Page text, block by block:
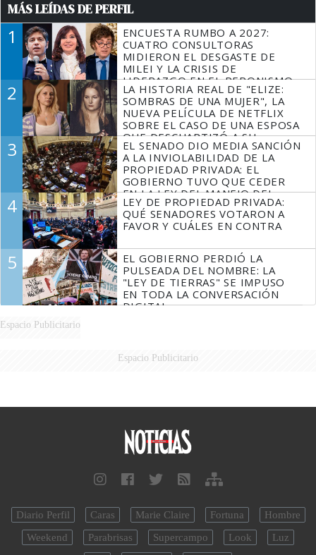
MÁS LEÍDAS DE PERFIL
1
ENCUESTA RUMBO A 2027:
CUATRO CONSULTORAS
MIDIERON EL DESGASTE DE
MILEI Y LA CRISIS DE
LIDERAZGO EN EL PERONISMO
2
LA HISTORIA REAL DE "ELIZE:
SOMBRAS DE UNA MUJER", LA
NUEVA PELÍCULA DE NETFLIX
SOBRE EL CASO DE UNA ESPOSA
QUE DESCUARTIZÓ A SU
MARIDO
3
EL SENADO DIO MEDIA SANCIÓN
A LA INVIOLABILIDAD DE LA
PROPIEDAD PRIVADA: EL
GOBIERNO TUVO QUE CEDER
EN LA LEY DEL MANEJO DEL
FUEGO
4
LEY DE PROPIEDAD PRIVADA:
QUÉ SENADORES VOTARON A
FAVOR Y CUÁLES EN CONTRA
5
EL GOBIERNO PERDIÓ LA
PULSEADA DEL NOMBRE: LA
"LEY DE TIERRAS" SE IMPUSO
EN TODA LA CONVERSACIÓN
DIGITAL
Espacio Publicitario
Espacio Publicitario
Diario Perfil Caras Marie Claire Fortuna
Hombre
Weekend
Parabrisas Supercampo Look
Luz